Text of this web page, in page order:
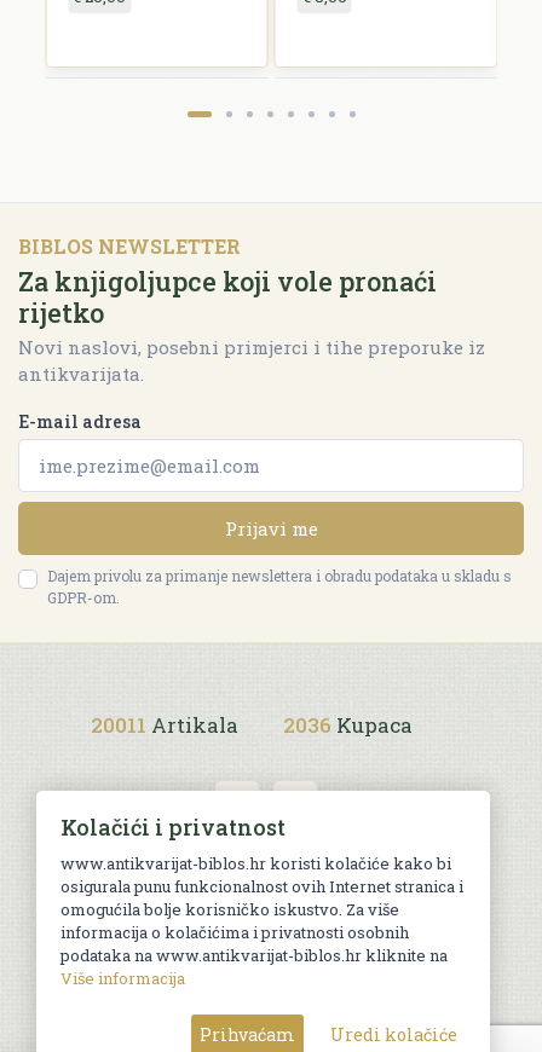
BIBLOS NEWSLETTER
Za knjigoljupce koji vole pronaći
rijetko
Novi naslovi, posebni primjerci i tihe preporuke iz
antikvarijata.
E-mail adresa
Prijavi me
Dajem privolu za primanje newslettera i obradu podataka u skladu s
GDPR-om.
20011 Artikala 2036 Kupaca
Uvjeti kupnje
© Sva prava pridržana. Web by
Kolačići i privatnost
www.antikvarijat-biblos.hr koristi kolačiće kako bi
osigurala punu funkcionalnost ovih Internet stranica i
omogućila bolje korisničko iskustvo. Za više
informacija o kolačićima i privatnosti osobnih
podataka na www.antikvarijat-biblos.hr kliknite na
Više informacija
Prihvaćam Uredi kolačiće